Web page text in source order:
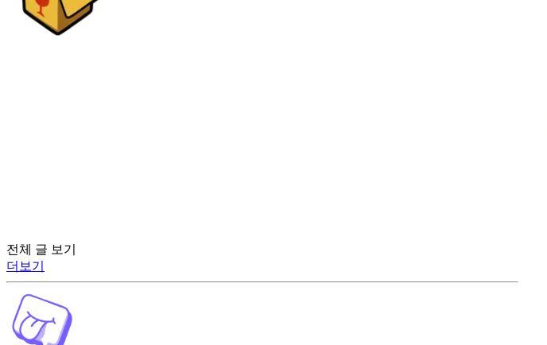
전체 글 보기
더보기